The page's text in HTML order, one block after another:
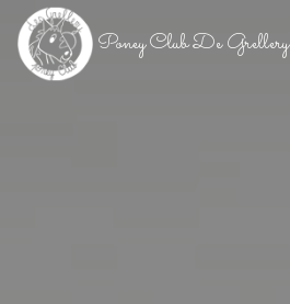
Poney Club De Grellery
Panneau de gestion des cookies